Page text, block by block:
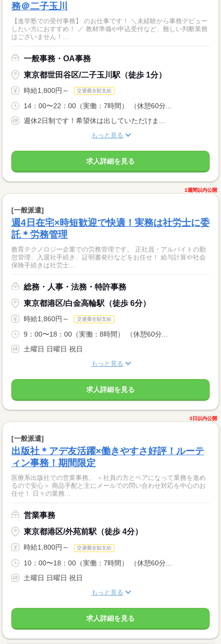
務＠二子玉川
【進学塾での受付事務】 のお仕事です！ ＼未経験から事務デビュー
したい方におすすめ！ ／ 教材準備や申込受付など、難しい判断業務
はございません！...
一般事務・OA事務
東京都世田谷区/二子玉川駅（徒歩 1分）
時給1,800円～ 交通費全額支給
14：00〜22：00（実働：7時間） （休憩60分...
週休2日制です！希望休は出していただけま...
もっと見る
求人詳細を見る
1週間以内公開
[一般派遣]
週4日在宅×時短歓迎で快適！実務は社労士に委
託＊労務管理
教育テクノロジー企業での労務管理です。 正社員・アルバイトの勤
怠管理、入退社手続き、証明書発行などをお任せ！ 給与計算や社会
保険手続きは社労士...
総務・人事・法務・特許事務
東京都港区/白金高輪駅（徒歩 6分）
時給1,860円～ 交通費全額支給
9：00〜18：00（実働：8時間） （休憩60分...
土曜日 日曜日 祝日
もっと見る
求人詳細を見る
3日以内公開
[一般派遣]
出版社＊アデ友活躍×働きやすさ好評！ルーテ
ィン事務！期間限定
医療系出版社での営業事務。 ＜社員の方とペアになって業務を進め
るので安心＞ 商品手配と主にメールでの問い合わせ対応を中心のお
任せ！ 日々の業務...
営業事務
東京都港区/外苑前駅（徒歩 4分）
時給1,800円～ 交通費全額支給
10：00〜18：00（実働：7時間） （休憩60分...
土曜日 日曜日 祝日
もっと見る
求人詳細を見る